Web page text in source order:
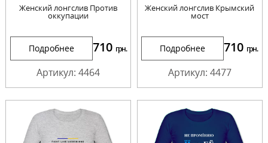
Женский лонгслив Против
оккупации
Подробнее 710 грн.
Артикул: 4464
Женский лонгслив Крымский
мост
Подробнее 710 грн.
Артикул: 4477